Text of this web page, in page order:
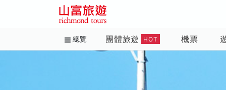
總覽 團體旅遊 HOT 機票